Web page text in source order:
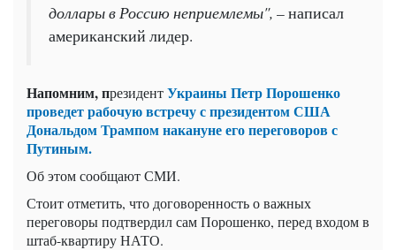
доллары в Россию неприемлемы", – написал
американский лидер.
Напомним, президентУкраины Петр Порошенко
проведет рабочую встречу с президентом США
Дональдом Трампом накануне его переговоров с
Путиным.
Об этом сообщают СМИ.
Стоит отметить, что договоренность о важных
переговоры подтвердил сам Порошенко, перед входом в
штаб-квартиру НАТО.